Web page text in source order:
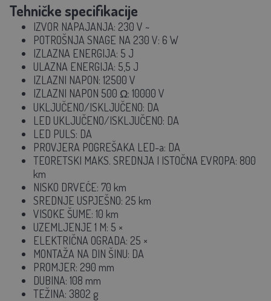
Tehničke specifikacije
IZVOR NAPAJANJA: 230 V ~
POTROŠNJA SNAGE NA 230 V: 6 W
IZLAZNA ENERGIJA: 5 J
ULAZNA ENERGIJA: 5,5 J
IZLAZNI NAPON: 12500 V
IZLAZNI NAPON 500 Ω: 10000 V
UKLJUČENO/ISKLJUČENO: DA
LED UKLJUČENO/ISKLJUČENO: DA
LED PULS: DA
PROVJERA POGREŠAKA LED-a: DA
TEORETSKI MAKS. SREDNJA I ISTOČNA EVROPA: 800
km
NISKO DRVEĆE: 70 km
SREDNJE USPJEŠNO: 25 km
VISOKE ŠUME: 10 km
UZEMLJENJE 1 M: 5 ×
ELEKTRIČNA OGRADA: 25 ×
MONTAŽA NA DIN ŠINU: DA
PROMJER: 290 mm
DUBINA: 108 mm
TEŽINA: 3802 g